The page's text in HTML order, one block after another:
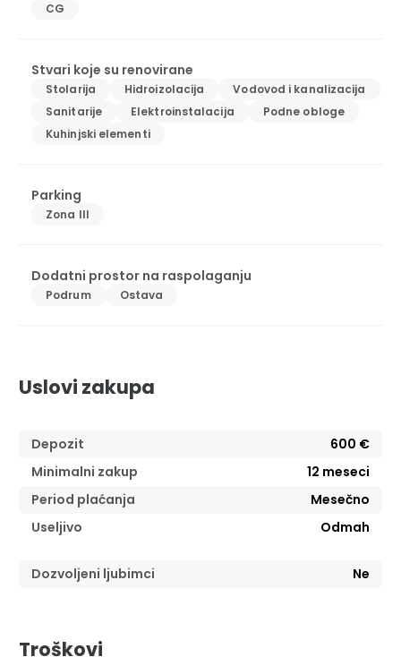
CG
Stvari koje su renovirane
Stolarija Hidroizolacija
Vodovod i kanalizacija
Sanitarije
Elektroinstalacija
Podne obloge
Kuhinjski elementi
Parking
Zona III
Dodatni prostor na raspolaganju
Podrum Ostava
Uslovi zakupa
Depozit
600 €
Minimalni zakup
12 meseci
Period plaćanja
Mesečno
Useljivo
Odmah
Dozvoljeni ljubimci Ne
Troškovi